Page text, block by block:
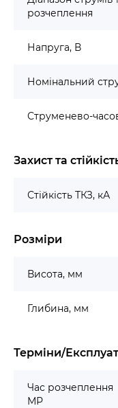
розчеплення
Напруга, В
Номінальний
Струменево-
Захист та
Стійкість ТКЗ, кА
Розміри
Висота, мм
Глибина, мм
Терміни/
Час розчеплення
МР